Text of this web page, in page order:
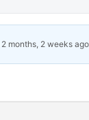
2 months, 2 weeks ago